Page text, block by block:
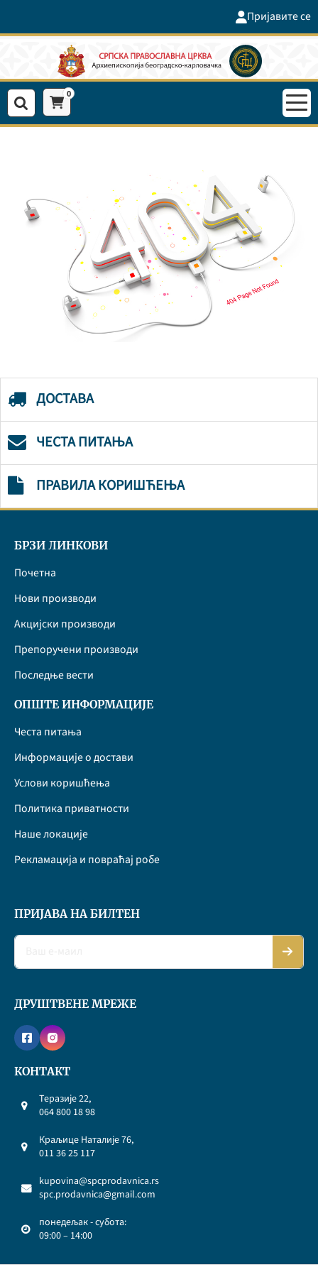
Пријавите се
0
ДОСТАВА
ЧЕСТА ПИТАЊА
ПРАВИЛА КОРИШЋЕЊА
БРЗИ ЛИНКОВИ
Почетна
Нови производи
Акцијски производи
Препоручени производи
Последње вести
ОПШТЕ ИНФОРМАЦИЈЕ
Честа питања
Информације о достави
Услови коришћења
Политика приватности
Наше локације
Рекламација и повраћај робе
ПРИЈАВА НА БИЛТЕН
ДРУШТВЕНЕ МРЕЖЕ
КОНТАКТ
Теразије 22,
064 800 18 98
Краљице Наталије 76,
011 36 25 117
kupovina@spcprodavnica.rs
spc.prodavnica@gmail.com
понедељак - субота:
09:00 – 14:00